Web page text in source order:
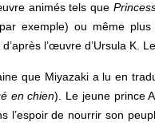
animés tels que
exemple) ou même
l’œuvre d’Ursula K.
que Miyazaki a lu en
en chien). Le jeune prince
l’espoir de nourrir son